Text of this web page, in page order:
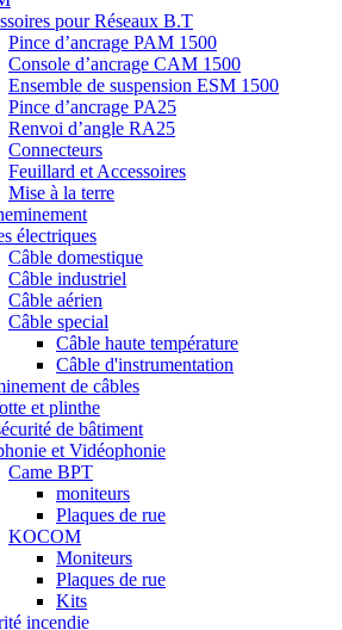
pour Réseaux B.T
Pince d’ancrage PAM 1500
Console d’ancrage CAM 1500
Ensemble de suspension ESM 1500
Pince d’ancrage PA25
Renvoi d’angle RA25
Connecteurs
Feuillard et Accessoires
Mise à la terre
électriques
Câble domestique
Câble industriel
Câble aérien
Câble special
Câble haute température
Câble d'instrumentation
de câbles
et plinthe
de bâtiment
et Vidéophonie
Came BPT
moniteurs
Plaques de rue
KOCOM
Moniteurs
Plaques de rue
Kits
incendie